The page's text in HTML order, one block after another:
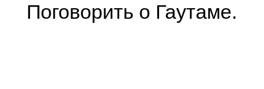
Поговорить о Гаутаме.